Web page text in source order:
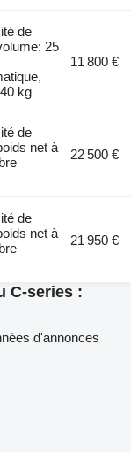
de
25
kg
11 800 €
de
net à
22 500 €
de
net à
21 950 €
C-series :
d'annonces